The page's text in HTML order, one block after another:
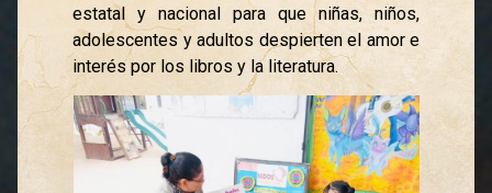
estatal y nacional para que niñas, niños,
adolescentes y adultos despierten el amor e
interés por los libros y la literatura.